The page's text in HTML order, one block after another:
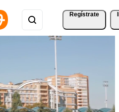
Regístrate